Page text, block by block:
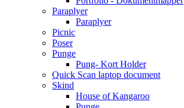
Paraplyer
Paraplyer
Picnic
Poser
Punge
Pung- Kort Holder
Quick Scan laptop document
Skind
House of Kangaroo